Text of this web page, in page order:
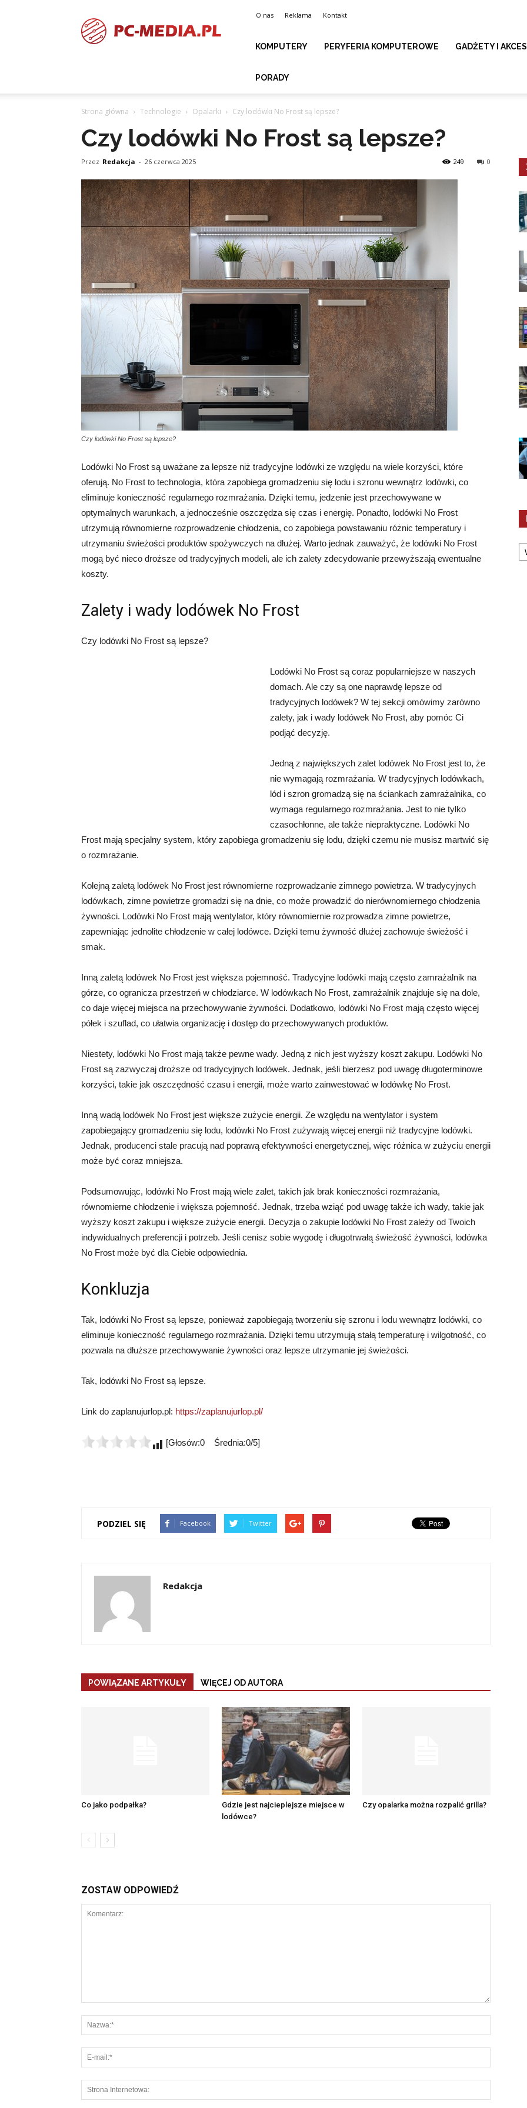
media.pl
O nas Reklama Kontakt
KOMPUTERY PERYFERIA KOMPUTEROWE GADŻETY I
PORADY
Strona główna Technologie Opalarki Czy lodówki No Frost są lepsze?
Czy lodówki No Frost są lepsze?
Przez Redakcja - 26 czerwca 2025 0
249
Czy lodówki No Frost są lepsze?
Lodówki No Frost są uważane za lepsze niż tradycyjne lodówki ze względu na wiele korzyści, które
oferują. No Frost to technologia, która zapobiega gromadzeniu się lodu i szronu wewnątrz lodówki, co
eliminuje konieczność regularnego rozmrażania. Dzięki temu, jedzenie jest przechowywane w
optymalnych warunkach, a jednocześnie oszczędza się czas i energię. Ponadto, lodówki No Frost
utrzymują równomierne rozprowadzenie chłodzenia, co zapobiega powstawaniu różnic temperatury i
utrzymaniu świeżości produktów spożywczych na dłużej. Warto jednak zauważyć, że lodówki No Frost
mogą być nieco droższe od tradycyjnych modeli, ale ich zalety zdecydowanie przewyższają ewentualne
koszty.
Zalety i wady lodówek No Frost
Czy lodówki No Frost są lepsze?
Lodówki No Frost są coraz popularniejsze w naszych
domach. Ale czy są one naprawdę lepsze od
tradycyjnych lodówek? W tej sekcji omówimy zarówno
zalety, jak i wady lodówek No Frost, aby pomóc Ci
podjąć decyzję.
Jedną z największych zalet lodówek No Frost jest to, że
nie wymagają rozmrażania. W tradycyjnych lodówkach,
lód i szron gromadzą się na ściankach zamrażalnika, co
wymaga regularnego rozmrażania. Jest to nie tylko
czasochłonne, ale także niepraktyczne. Lodówki No
Frost mają specjalny system, który zapobiega gromadzeniu się lodu, dzięki czemu nie musisz martwić się
o rozmrażanie.
Kolejną zaletą lodówek No Frost jest równomierne rozprowadzanie zimnego powietrza. W tradycyjnych
lodówkach, zimne powietrze gromadzi się na dnie, co może prowadzić do nierównomiernego chłodzenia
żywności. Lodówki No Frost mają wentylator, który równomiernie rozprowadza zimne powietrze,
zapewniając jednolite chłodzenie w całej lodówce. Dzięki temu żywność dłużej zachowuje świeżość i
smak.
Inną zaletą lodówek No Frost jest większa pojemność. Tradycyjne lodówki mają często zamrażalnik na
górze, co ogranicza przestrzeń w chłodziarce. W lodówkach No Frost, zamrażalnik znajduje się na dole,
co daje więcej miejsca na przechowywanie żywności. Dodatkowo, lodówki No Frost mają często więcej
półek i szuflad, co ułatwia organizację i dostęp do przechowywanych produktów.
Niestety, lodówki No Frost mają także pewne wady. Jedną z nich jest wyższy koszt zakupu. Lodówki No
Frost są zazwyczaj droższe od tradycyjnych lodówek. Jednak, jeśli bierzesz pod uwagę długoterminowe
korzyści, takie jak oszczędność czasu i energii, może warto zainwestować w lodówkę No Frost.
Inną wadą lodówek No Frost jest większe zużycie energii. Ze względu na wentylator i system
zapobiegający gromadzeniu się lodu, lodówki No Frost zużywają więcej energii niż tradycyjne lodówki.
Jednak, producenci stale pracują nad poprawą efektywności energetycznej, więc różnica w zużyciu energii
może być coraz mniejsza.
Podsumowując, lodówki No Frost mają wiele zalet, takich jak brak konieczności rozmrażania,
równomierne chłodzenie i większa pojemność. Jednak, trzeba wziąć pod uwagę także ich wady, takie jak
wyższy koszt zakupu i większe zużycie energii. Decyzja o zakupie lodówki No Frost zależy od Twoich
indywidualnych preferencji i potrzeb. Jeśli cenisz sobie wygodę i długotrwałą świeżość żywności, lodówka
No Frost może być dla Ciebie odpowiednia.
Konkluzja
Tak, lodówki No Frost są lepsze, ponieważ zapobiegają tworzeniu się szronu i lodu wewnątrz lodówki, co
eliminuje konieczność regularnego rozmrażania. Dzięki temu utrzymują stałą temperaturę i wilgotność, co
pozwala na dłuższe przechowywanie żywności oraz lepsze utrzymanie jej świeżości.
Tak, lodówki No Frost są lepsze.
Link do zaplanujurlop.pl: https://zaplanujurlop.pl/
[Głosów:0 Średnia:0/5]
PODZIEL SIĘ Facebook Twitter
Redakcja
POWIĄZANE ARTYKUŁY WIĘCEJ OD AUTORA
Co jako podpałka?
Gdzie jest najcieplejsze miejsce w
lodówce?
Czy opalarka można rozpalić grilla?
ZOSTAW ODPOWIEDŹ